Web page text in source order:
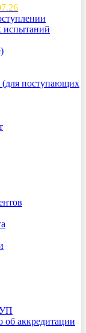
испытаний
(для поступающих
об аккредитации